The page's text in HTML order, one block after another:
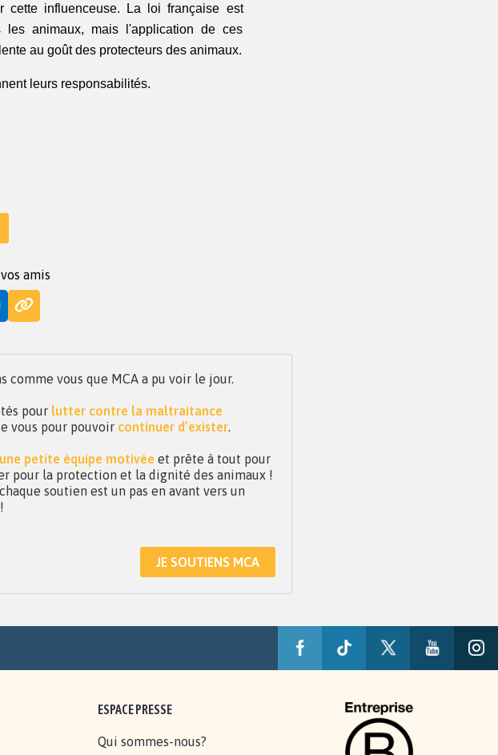
cette influenceuse. La loi française est
les animaux, mais l'application de ces
au goût des protecteurs des animaux.
leurs responsabilités.
amis
comme vous que MCA a pu voir le jour.
pour lutter contre la maltraitance
vous pour pouvoir continuer d’exister.
une petite équipe motivée et prête à tout pour
pour la protection et la dignité des animaux !
soutien est un pas en avant vers un
JE SOUTIENS MCA
ESPACE PRESSE
Qui sommes-nous?